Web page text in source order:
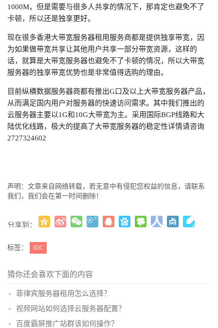
1000M，但是需要与很多人共享的情况下，那肯定也避免不了
卡顿，所以还是独享更好。
现在很多香港大带宽服务器租用服务商都是提供独享带宽，因
为如果做带宽共享让其他用户共享一部分带宽资源，这样的
话，就算是大带宽服务器也避免不了卡顿的情况，所以大带宽
服务器的独享带宽优势也是非常值得选购的理由。
目前纵横数据服务器商都有推出G口及以上大带宽服务器产品，
从而满足国内用户对服务器的快速访问需求。其中我们推出的
云服务器主要以1G和10G大带宽为主。采用国际BGP线路和大
陆优化线路，极大的提高了大带宽服务器的稳定性详情请咨询
2727324602
声明：文章来自网络转载，若无意中有侵犯您权益的信息，请联系
我们，我们会在第一时间删除！
分享到：
标签： IDC
猜你还会喜欢下面的内容
菲律宾服务器租用怎么选择？
视频网站如何选择云服务器配置？
百度霸屏推广站群该如何操作？